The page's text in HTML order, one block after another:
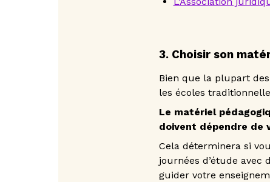
3. Choisir son
Bien que la plupart
les écoles
Le matériel
doivent dépendre de
Cela déterminera si
journées d’étude avec
guider votre